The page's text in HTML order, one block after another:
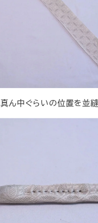
ん中ぐらいの位置を並縫